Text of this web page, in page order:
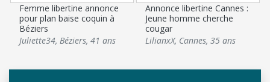
Femme libertine annonce
pour plan baise coquin à
Béziers
Juliette34,Béziers,41 ans
Annonce libertine Cannes :
Jeune homme cherche
cougar
LilianxX, Cannes,35 ans